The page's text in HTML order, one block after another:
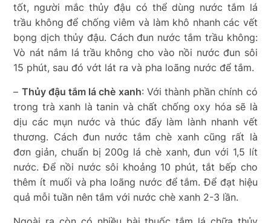
tốt, người mắc thủy đậu có thể dùng nước tắm lá
trầu không để chống viêm và làm khô nhanh các vết
bọng dịch thủy đậu. Cách đun nước tắm trầu không:
Vò nát nắm lá trầu không cho vào nồi nước đun sôi
15 phút, sau đó vớt lát ra và pha loãng nước để tắm.
– Thủy đậu tắm lá chè xanh: Với thành phần chính có
trong trà xanh là tanin và chất chống oxy hóa sẽ là
dịu các mụn nước và thúc đẩy làm lành nhanh vết
thương. Cách đun nước tắm chè xanh cũng rất là
đơn giản, chuẩn bị 200g lá chè xanh, đun với 1,5 lít
nước. Để nồi nước sôi khoảng 10 phút, tắt bếp cho
thêm ít muối và pha loãng nước để tắm. Để đạt hiệu
quả mỗi tuần nên tắm với nước chè xanh 2-3 lần.